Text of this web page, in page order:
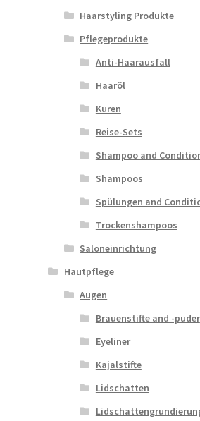
Haarstyling Produkte
Pflegeprodukte
Anti-Haarausfall
Haaröl
Kuren
Reise-Sets
Shampoo and
Shampoos
Spülungen and
Trockenshampoos
Saloneinrichtung
Hautpflege
Augen
Brauenstifte and -puder
Eyeliner
Kajalstifte
Lidschatten